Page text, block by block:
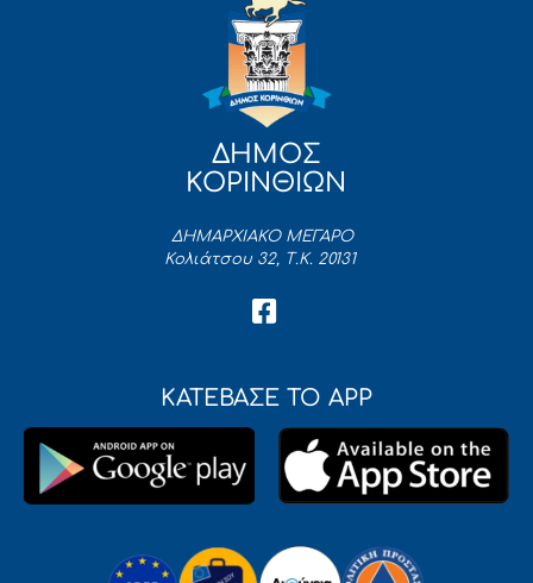
ΔΗΜΟΣ
ΚΟΡΙΝΘΙΩΝ
ΔΗΜΑΡΧΙΑΚΟ ΜΕΓΑΡΟ
Κολιάτσου 32, Τ.Κ. 20131
ΚΑΤΕΒΑΣΕ ΤΟ APP